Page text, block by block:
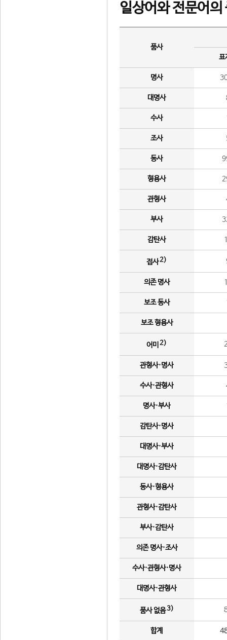
일상어와 전문어의
품사
표
명사
대명사
수사
조사
동사
형용사
관형사
부사
감탄사
접사2)
의존 명사
보조 동사
보조 형용사
어미 2)
관형사·명사
수사·관형사
명사·부사
감탄사·명사
대명사·부사
대명사·감탄사
동사·형용사
관형사·감탄사
부사·감탄사
의존 명사·조사
수사·관형사·명사
대명사·관형사
품사 없음3)
합계